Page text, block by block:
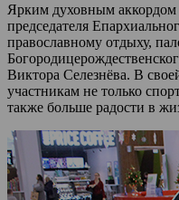
Ярким духовным аккордом
председателя
православному отдыху,
Виктора Селезнёва. В
участникам не только
также больше радости в